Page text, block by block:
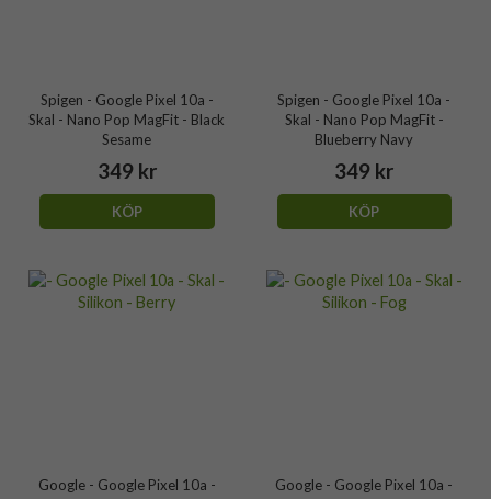
Spigen - Google Pixel 10a -
Skal - Nano Pop MagFit - Black
Sesame
349 kr
KÖP
Spigen - Google Pixel 10a -
Skal - Nano Pop MagFit -
Blueberry Navy
349 kr
KÖP
Google - Google Pixel 10a -
Google - Google Pixel 10a -